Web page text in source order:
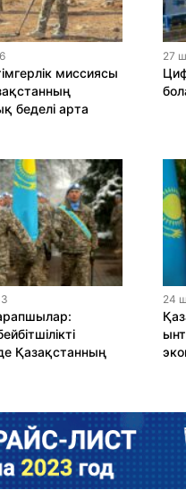
миссиясы
беделі арта
27
Қазақстанның
24